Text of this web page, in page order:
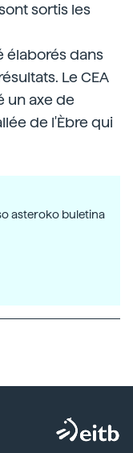
sortis les
élaborés dans
Le CEA
un axe de
de l'Èbre qui
asteroko buletina